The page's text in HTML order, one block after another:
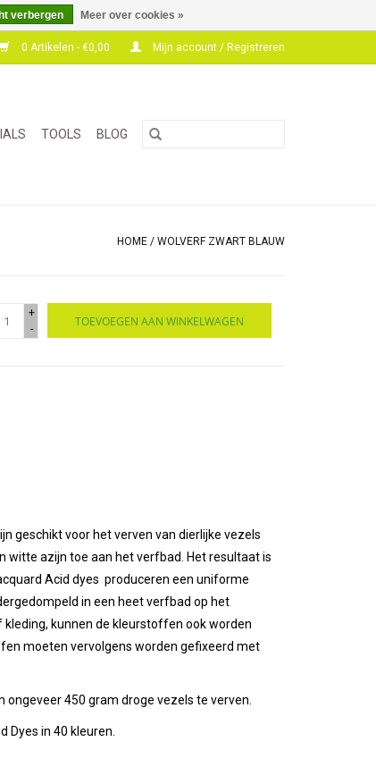
0 Artikelen - €0,00 Mijn account / Registreren
TOOLS BLOG
HOME / WOLVERF ZWART BLAUW
+
-
TOEVOEGEN AAN WINKELWAGEN
geschikt voor het verven van dierlijke vezels
witte azijn toe aan het verfbad. Het resultaat is
Acid dyes produceren een uniforme
in een heet verfbad op het
kunnen de kleurstoffen ook worden
moeten vervolgens worden gefixeerd met
450 gram droge vezels te verven.
Dyes in 40 kleuren.
verbergen Meer over cookies »